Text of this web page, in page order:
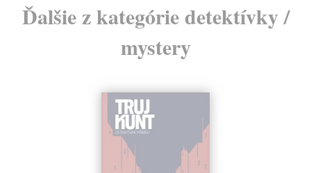
Ďalšie z kategórie detektívky /
mystery